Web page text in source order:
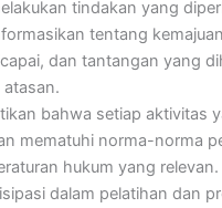
tindakan yang
tentang
dan tantangan yang
atasan.
bahwa setiap aktivitas
mematuhi norma-norma
hukum yang relevan.
dalam pelatihan dan